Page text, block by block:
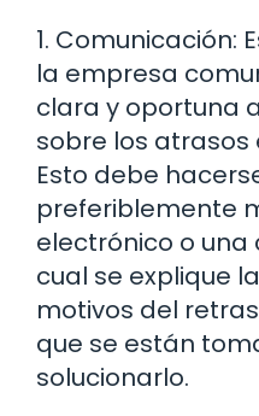
1. Comunicación:
la empresa
clara y oportuna
sobre los atrasos
Esto debe
preferiblemente
electrónico o
cual se explique
motivos del
que se están
solucionarlo.